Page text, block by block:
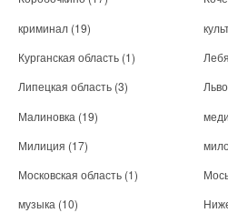
криминал (19)
Курганская область (1)
Липецкая область (3)
Малиновка (19)
Милиция (17)
Московская область (1)
музыка (10)